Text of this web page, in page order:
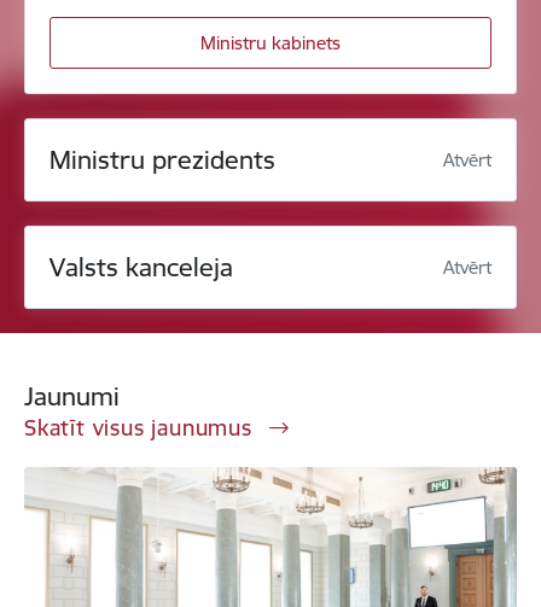
Ministru kabinets
Ministru prezidents Atvērt
Valsts kanceleja Atvērt
Jaunumi
Skatīt visus jaunumus